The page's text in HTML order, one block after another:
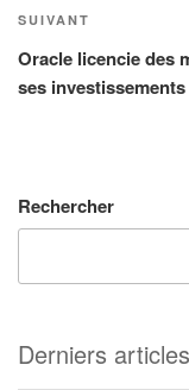
Article
suivant
SUIVANT
Oracle licencie des
ses
Rechercher
Derniers articles